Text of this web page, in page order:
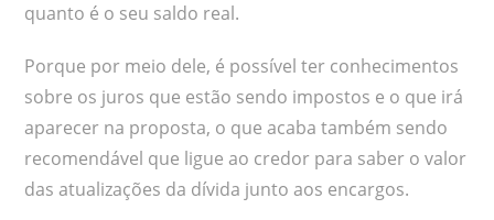
quanto é o seu saldo real.
Porque por meio dele, é possível ter conhecimentos
sobre os juros que estão sendo impostos e o que irá
aparecer na proposta, o que acaba também sendo
recomendável que ligue ao credor para saber o valor
das atualizações da dívida junto aos encargos.